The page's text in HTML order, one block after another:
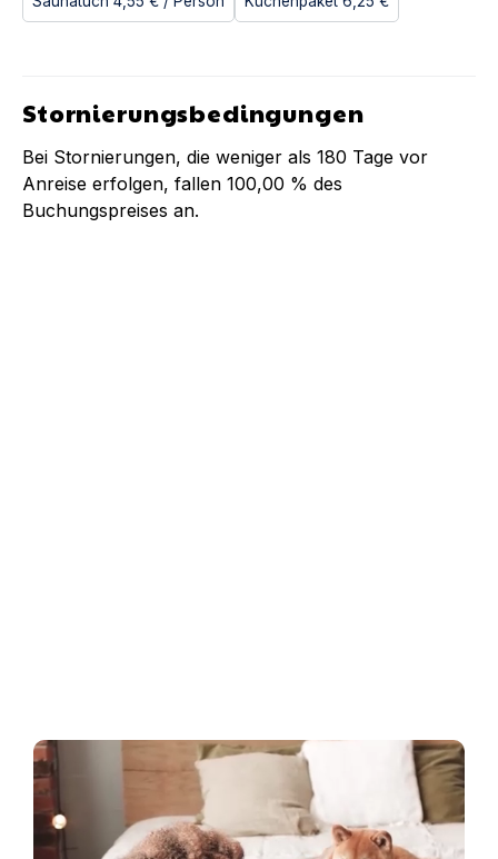
Stornierungsbedingungen
Bei Stornierungen, die weniger als 180 Tage vor
Anreise erfolgen, fallen 100,00 % des
Buchungspreises an.